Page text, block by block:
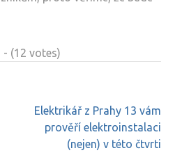
- (12 votes)
Elektrikář z Prahy 13 vám
prověří elektroinstalaci
(nejen) v této čtvrti